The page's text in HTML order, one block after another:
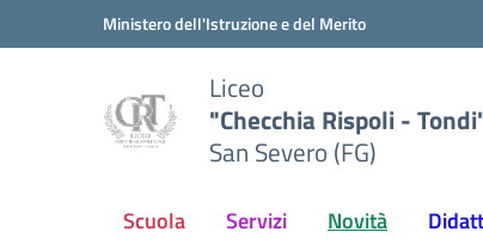
Vai ai contenuti
Vai al menu di navigazioneMinistero dell'Istruzione e del Merito
Liceo
"Checchia Rispoli -
San Severo (FG)
Scuola Servizi Novità